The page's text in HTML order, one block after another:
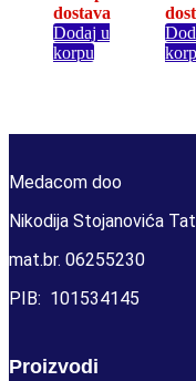
dostava
Dodaj u
korpu
Medacom doo
Nikodija Stojanovića
mat.br. 06255230
PIB: 101534145
Proizvodi